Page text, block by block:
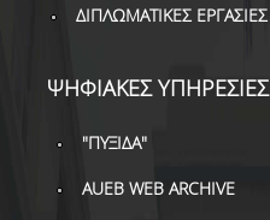
ΔΙΠΛΩΜΑΤΙΚΕΣ ΕΡΓΑΣΙΕΣ
ΨΗΦΙΑΚΕΣ ΥΠΗΡΕΣΙΕΣ
"ΠΥΞΙΔΑ"
AUEB WEB ARCHIVE